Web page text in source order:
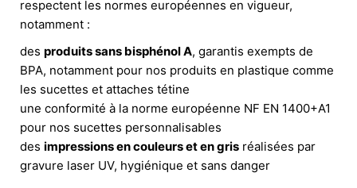
respectent les normes européennes en vigueur,
notamment :
des produits sans bisphénol A, garantis exempts de
BPA, notamment pour nos produits en plastique comme
les sucettes et attaches tétine
une conformité à la norme européenne NF EN 1400+A1
pour nos sucettes personnalisables
des impressions en couleurs et en gris réalisées par
gravure laser UV, hygiénique et sans danger